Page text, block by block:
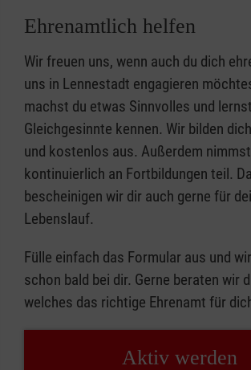
Ehrenamtlich helfen
Wir freuen uns, wenn auch du dich
uns in Lennestadt engagieren
machst du etwas Sinnvolles und lernst
Gleichgesinnte kennen. Wir bilden
und kostenlos aus. Außerdem
kontinuierlich an Fortbildungen teil.
bescheinigen wir dir auch gerne für
Lebenslauf.
Fülle einfach das Formular aus und
schon bald bei dir. Gerne beraten wir
welches das richtige Ehrenamt für
Aktiv werden